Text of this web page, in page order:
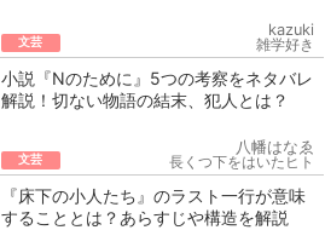
文芸
kazuki
雑学好き
小説『Nのために』5つの考察をネタバレ
解説！切ない物語の結末、犯人とは？
文芸
八幡はなゑ
長くつ下をはいたヒト
『床下の小人たち』のラスト一行が意味
することとは？あらすじや構造を解説